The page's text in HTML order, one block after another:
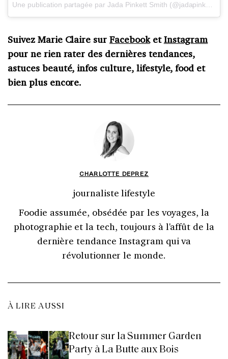
Suivez Marie Claire surFacebooketInstagram
pour ne rien rater des dernières tendances,
astuces beauté, infos culture, lifestyle, food et
bien plus encore.
CHARLOTTE DEPREZ
journaliste lifestyle
Foodie assumée, obsédée par les voyages, la
photographie et la tech, toujours à l'affût de la
dernière tendance Instagram qui va
révolutionner le monde.
À LIRE AUSSI
Retour sur la Summer Garden
Party à La Butte aux Bois